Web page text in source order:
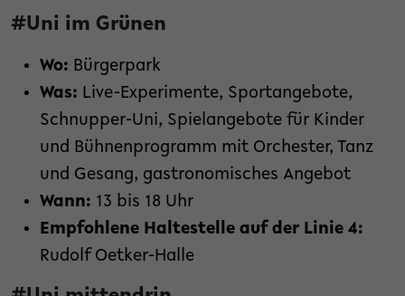
#Uni im Grünen
Wo: Bürgerpark
Was: Live-Experimente, Sportangebote,
Schnupper-Uni, Spielangebote für Kinder
und Bühnenprogramm mit Orchester, Tanz
und Gesang, gastronomisches Angebot
Wann: 13 bis 18 Uhr
Empfohlene Haltestelle auf der Linie 4:
Rudolf Oetker-Halle